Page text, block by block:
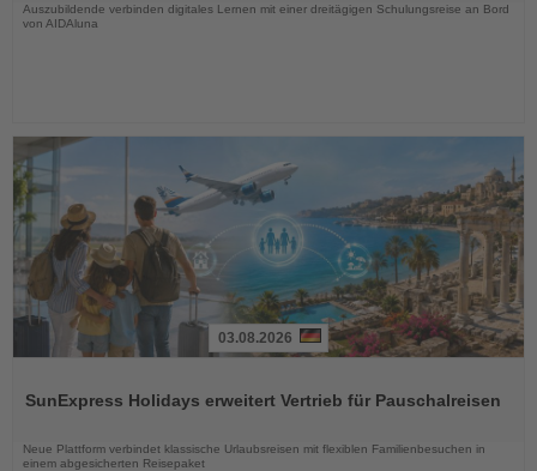
Auszubildende verbinden digitales Lernen mit einer dreitägigen Schulungsreise an Bord
von AIDAluna
die
03.08.2026
SunExpress Holidays erweitert Vertrieb für Pauschalreisen
Neue Plattform verbindet klassische Urlaubsreisen mit flexiblen Familienbesuchen in
einem abgesicherten Reisepaket